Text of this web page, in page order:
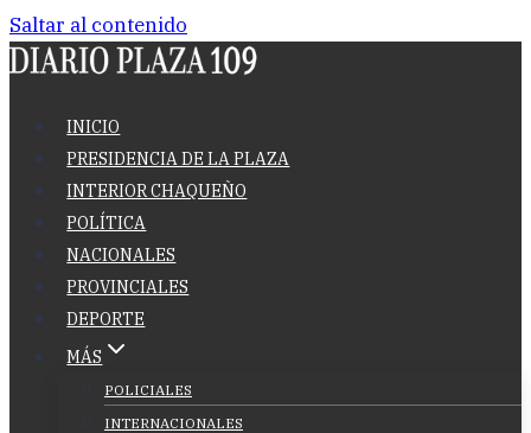
Saltar al contenido
INICIO
PRESIDENCIA DE LA PLAZA
INTERIOR CHAQUEÑO
POLÍTICA
NACIONALES
PROVINCIALES
DEPORTE
MÁS
POLICIALES
INTERNACIONALES